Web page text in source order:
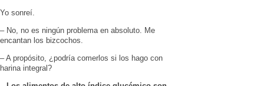
Yo sonreí.
– No, no es ningún problema en absoluto. Me
encantan los bizcochos.
– A propósito, ¿podría comerlos si los hago con
harina integral?